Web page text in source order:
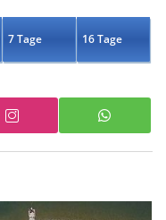
7 Tage 16 Tage